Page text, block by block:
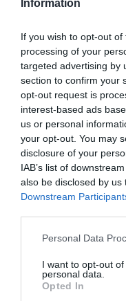
Information
If you wish to opt-out
processing of your
targeted advertising by
section to confirm your
opt-out request is
interest-based ads
us or personal
your opt-out. You may
disclosure of your
IAB’s list of
also be disclosed by
Downstream
Please note that this
not limited to your visit
grant or deny consent
use your data for
Personal Data
I want to opt-out
personal data.
Opted In
2022. július 05|
Ünnepét, amely az Egri
nyártól. A fesztivál
hogy...
ÍME AZ ELSŐ EGRI BOR
2022. július 09|Eger ügye
A Hotel Estella
Borbarát Hölgyek,
választották meg az
pénteken est...
2022. július 11| Eger ügye
Egri Bor Ünnepe
legnagyobb